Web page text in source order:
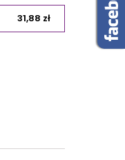
31,88 zł